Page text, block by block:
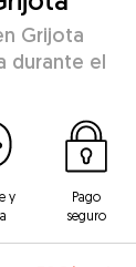
Grijota
durante el
y
Pago
seguro